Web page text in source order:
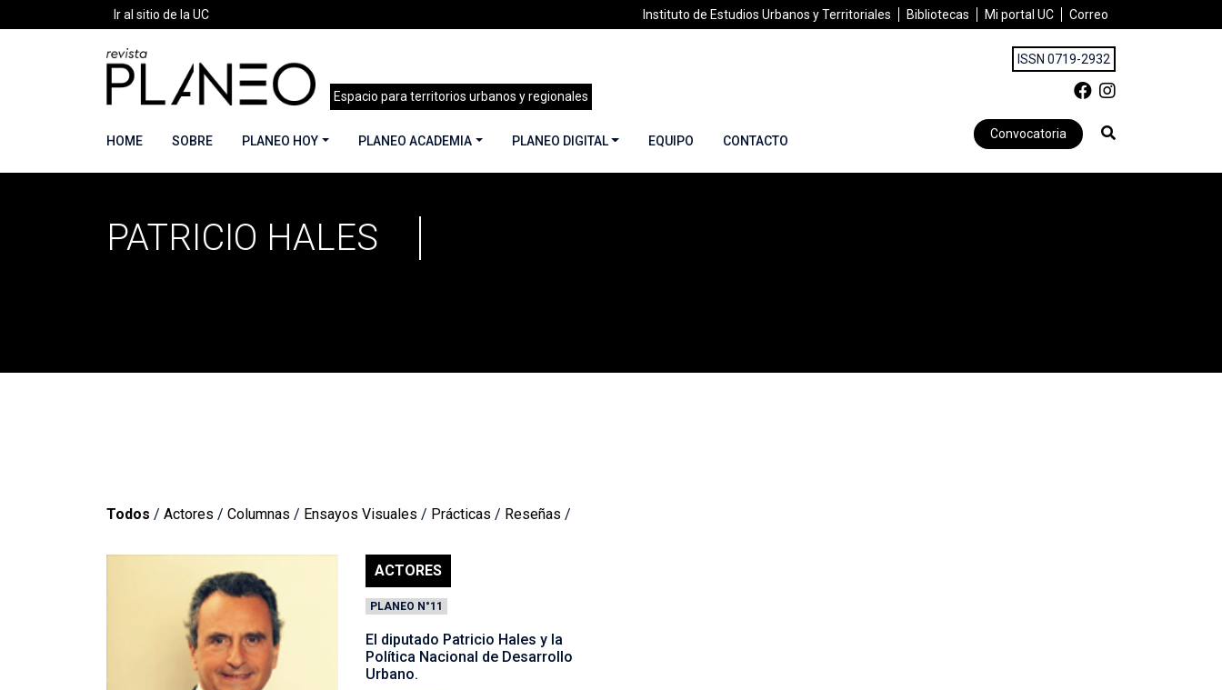
Ir al sitio de la UC Instituto de Estudios Urbanos y Territoriales Bibliotecas Mi portal UC Correo
Espacio para territorios urbanos y regionales
ISSN 0719-2932
HOME SOBRE PLANEO HOY PLANEO ACADEMIA PLANEO DIGITAL EQUIPO CONTACTO Convocatoria
Portada» Patricio Hales
PATRICIO HALES
Todos / Actores / Columnas / Ensayos Visuales / Prácticas / Reseñas /
ACTORES
PLANEO N°11
El diputado Patricio Hales y la
Política Nacional de Desarrollo
Urbano.